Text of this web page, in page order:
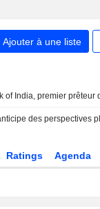
Ajouter à une liste
Ratings Agenda